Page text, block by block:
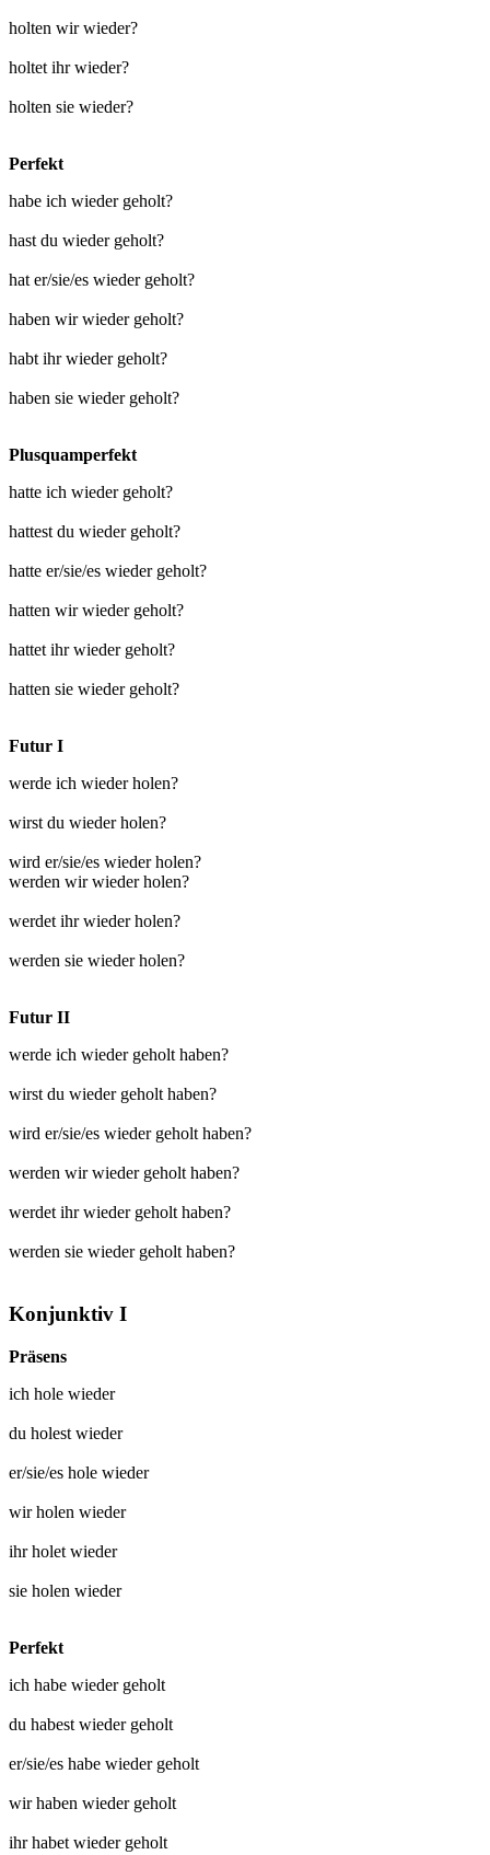
holten wir wieder?
holtet ihr wieder?
holten sie wieder?
Perfekt
habe ich wieder geholt?
hast du wieder geholt?
hat er/sie/es wieder geholt?
haben wir wieder geholt?
habt ihr wieder geholt?
haben sie wieder geholt?
Plusquamperfekt
hatte ich wieder geholt?
hattest du wieder geholt?
hatte er/sie/es wieder geholt?
hatten wir wieder geholt?
hattet ihr wieder geholt?
hatten sie wieder geholt?
Futur I
werde ich wieder holen?
wirst du wieder holen?
wird er/sie/es wieder holen?
werden wir wieder holen?
werdet ihr wieder holen?
werden sie wieder holen?
Futur II
werde ich wieder geholt haben?
wirst du wieder geholt haben?
wird er/sie/es wieder geholt haben?
werden wir wieder geholt haben?
werdet ihr wieder geholt haben?
werden sie wieder geholt haben?
Konjunktiv I
Präsens
ich hole wieder
du holest wieder
er/sie/es hole wieder
wirholen wieder
ihrholet wieder
sie holen wieder
Perfekt
ich habe wieder geholt
du habest wieder geholt
er/sie/es habe wieder geholt
wir haben wieder geholt
ihr habet wieder geholt